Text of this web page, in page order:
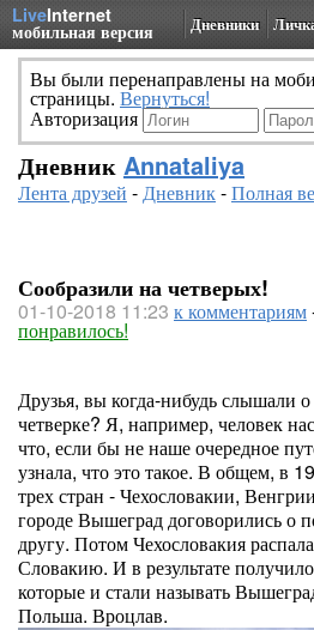
LiveInternet
мобильная версия Дневники
Вы были перенаправлены на
страницы. Вернуться!
Авторизация
Дневник Annataliya
Лента друзей -Дневник-Полная
Сообразили на четверых!
01-10-2018 11:23 к комментариям
понравилось!
Друзья, вы когда-нибудь слышали
четверке? Я, например, человек
что, если бы не наше очередное
узнала, что это такое. В общем, в
трех стран - Чехословакии,
городе Вышеград договорились о
другу. Потом Чехословакия
Словакию. И в результате
которые и стали называть
Польша. Вроцлав.